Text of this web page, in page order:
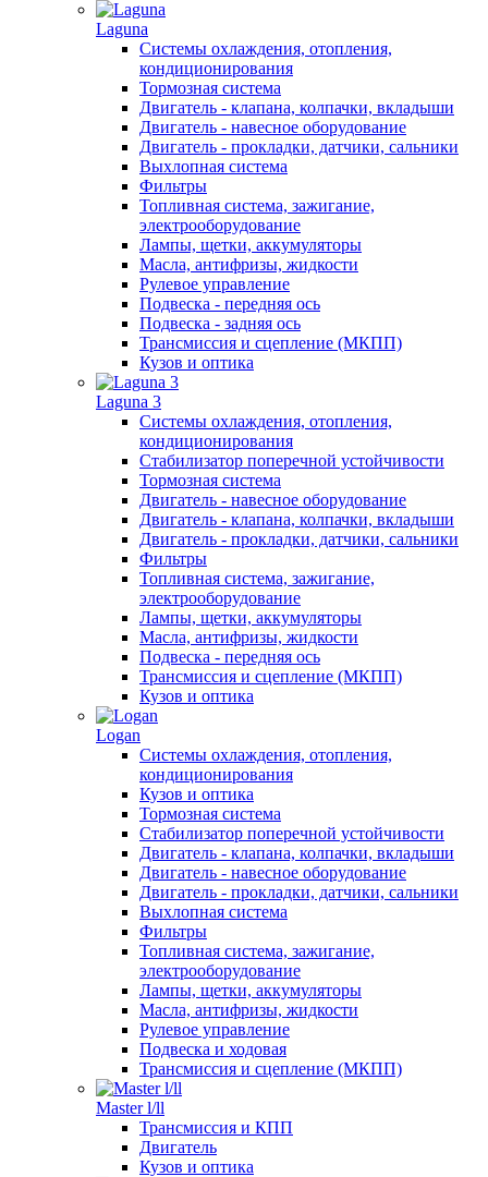
Laguna
Системы охлаждения, отопления,
кондиционирования
Тормозная система
Двигатель - клапана, колпачки, вкладыши
Двигатель - навесное оборудование
Двигатель - прокладки, датчики, сальники
Выхлопная система
Фильтры
Топливная система, зажигание,
электрооборудование
Лампы, щетки, аккумуляторы
Масла, антифризы, жидкости
Рулевое управление
Подвеска - передняя ось
Подвеска - задняя ось
Трансмиссия и сцепление (МКПП)
Кузов и оптика
Laguna 3
Системы охлаждения, отопления,
кондиционирования
Стабилизатор поперечной устойчивости
Тормозная система
Двигатель - навесное оборудование
Двигатель - клапана, колпачки, вкладыши
Двигатель - прокладки, датчики, сальники
Фильтры
Топливная система, зажигание,
электрооборудование
Лампы, щетки, аккумуляторы
Масла, антифризы, жидкости
Подвеска - передняя ось
Трансмиссия и сцепление (МКПП)
Кузов и оптика
Logan
Системы охлаждения, отопления,
кондиционирования
Кузов и оптика
Тормозная система
Стабилизатор поперечной устойчивости
Двигатель - клапана, колпачки, вкладыши
Двигатель - навесное оборудование
Двигатель - прокладки, датчики, сальники
Выхлопная система
Фильтры
Топливная система, зажигание,
электрооборудование
Лампы, щетки, аккумуляторы
Масла, антифризы, жидкости
Рулевое управление
Подвеска и ходовая
Трансмиссия и сцепление (МКПП)
Master l/ll
Трансмиссия и КПП
Двигатель
Кузов и оптика